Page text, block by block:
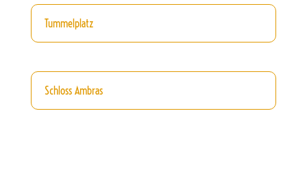
Tummelplatz
Schloss Ambras